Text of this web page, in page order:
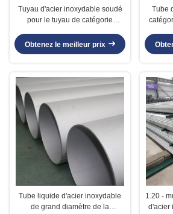
Tuyau d'acier inoxydable soudé
pour le tuyau de catégorie
de 4m/de 6m
Obtenez le meilleur prix
Tube
Tube liquide d'acier inoxydable
de grand diamètre de la
1.20 -
d'acier